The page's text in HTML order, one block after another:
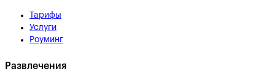
Тарифы
Услуги
Роуминг
Развлечения